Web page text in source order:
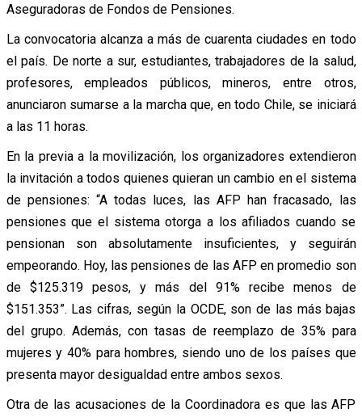
Aseguradoras de Fondos de Pensiones.
La convocatoria alcanza a más de cuarenta ciudades en todo
el país. De norte a sur, estudiantes, trabajadores de la salud,
profesores, empleados públicos, mineros, entre otros,
anunciaron sumarse a la marcha que, en todo Chile, se iniciará
a las 11 horas.
En la previa a la movilización, los organizadores extendieron
la invitación a todos quienes quieran un cambio en el sistema
de pensiones: “A todas luces, las AFP han fracasado, las
pensiones que el sistema otorga a los afiliados cuando se
pensionan son absolutamente insuficientes, y seguirán
empeorando. Hoy, las pensiones de las AFP en promedio son
de $125.319 pesos, y más del 91% recibe menos de
$151.353”. Las cifras, según la OCDE, son de las más bajas
del grupo. Además, con tasas de reemplazo de 35% para
mujeres y 40% para hombres, siendo uno de los países que
presenta mayor desigualdad entre ambos sexos.
Otra de las acusaciones de la Coordinadora es que las AFP